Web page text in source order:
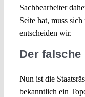
Sachbearbeiter
Seite hat, muss
entscheiden wir.
Der
Nun ist die
bekanntlich ein